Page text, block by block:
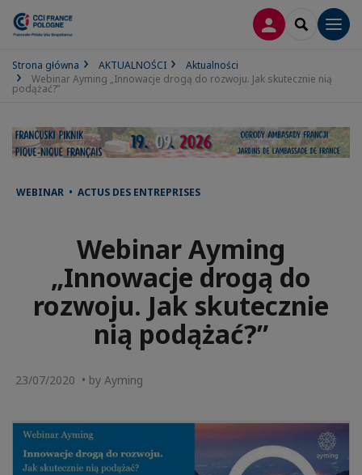
LOGOWANIE
SEARCH
Strona główna AKTUALNOŚCI
Aktualności
Webinar Ayming „Innowacje drogą do rozwoju. Jak skutecznie nią
podążać?”
WEBINAR • ACTUS DES ENTREPRISES
Webinar Ayming
„Innowacje drogą do
rozwoju. Jak skutecznie
nią podążać?”
23/07/2020 • by Ayming